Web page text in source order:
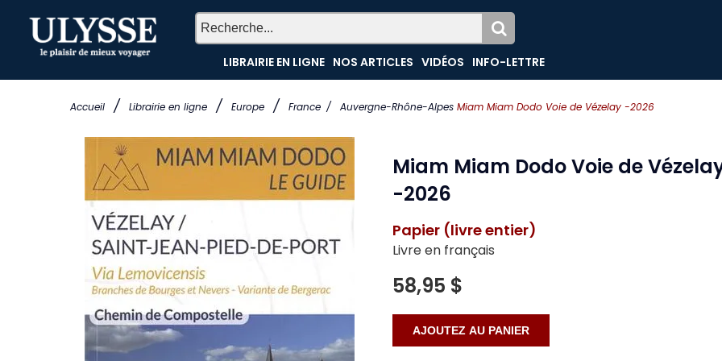
Accueil / Librairie en ligne / Europe / France / Auvergne-Rhône-Alpes Miam Miam Dodo Voie de Vézelay -2026
LIBRAIRIE EN LIGNE NOS ARTICLES VIDÉOS INFO-LETTRE
Miam Miam Dodo Voie de
-2026
Papier (livre entier)
Livre en français
58,95 $